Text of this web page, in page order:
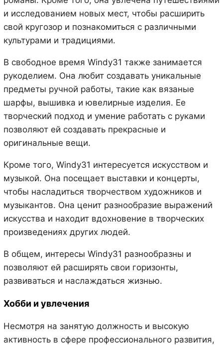
и исследованием новых мест, чтобы расширить
свой кругозор и познакомиться с различными
культурами и традициями.
В свободное время Windy31 также занимается
рукоделием. Она любит создавать уникальные
предметы ручной работы, такие как вязаные
шарфы, вышивка и ювелирные изделия. Ее
творческий подход и умение работать с руками
позволяют ей создавать прекрасные и
оригинальные вещи.
Кроме того, Windy31 интересуется искусством и
музыкой. Она посещает выставки и концерты,
чтобы насладиться творчеством художников и
музыкантов. Она ценит разнообразие выражений
искусства и находит вдохновение в творческих
произведениях других людей.
В общем, интересы Windy31 разнообразны и
позволяют ей расширять свои горизонты,
развиваться и наслаждаться жизнью.
Хобби и увлечения
Несмотря на занятую должность и высокую
активность в сфере профессионального развития,